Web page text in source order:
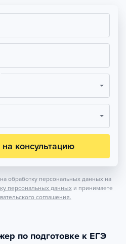
консультацию
обработку персональных данных на
персональных данных и принимаете
соглашения.
по подготовке к ЕГЭ